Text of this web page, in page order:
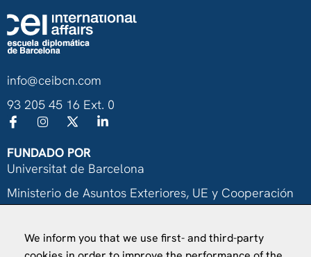
info@ceibcn.com
93 205 45 16 Ext. 0
FUNDADO POR
Universitat de Barcelona
Ministerio de Asuntos Exteriores, UE y Cooperación
We inform you that we use first- and third-party